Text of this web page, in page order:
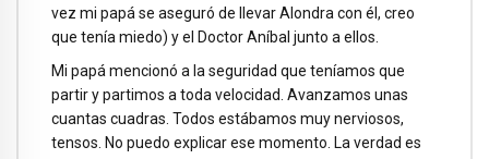
vez mi papá se aseguró de llevar Alondra con él, creo
que tenía miedo) y el Doctor Aníbal junto a ellos.
Mi papá mencionó a la seguridad que teníamos que
partir y partimos a toda velocidad. Avanzamos unas
cuantas cuadras. Todos estábamos muy nerviosos,
tensos. No puedo explicar ese momento. La verdad es